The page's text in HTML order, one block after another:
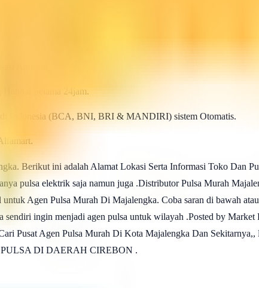
Android
Selama 24jam.
Indonesia (BCA, BNI, BRI & MANDIRI) sistem Otomatis.
Berikut ini adalah Alamat Lokasi Serta Informasi Toko Dan
pulsa elektrik saja namun juga .Distributor Pulsa Murah
Agen Pulsa Murah Di Majalengka. Coba saran di bawah
ingin menjadi agen pulsa untuk wilayah .Posted by
Pusat Agen Pulsa Murah Di Kota Majalengka Dan
PULSA DI DAERAH CIREBON .